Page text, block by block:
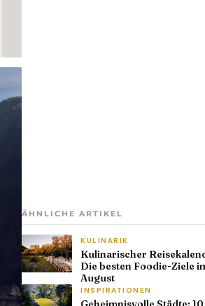
ÄHNLICHE ARTIKEL
KULINARIK
Kulinarischer
Die besten Foodie-Ziele
August
INSPIRATIONEN